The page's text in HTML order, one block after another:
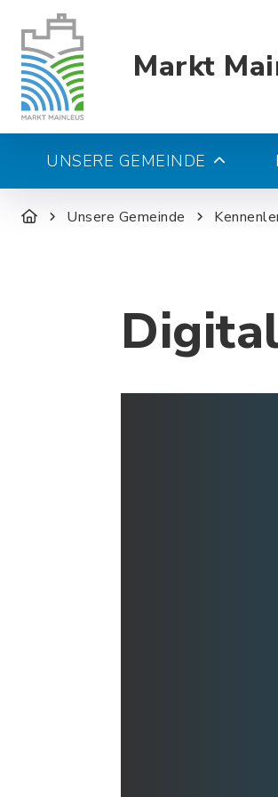
Markt
UNSERE GEMEINDE
Unsere Gemeinde